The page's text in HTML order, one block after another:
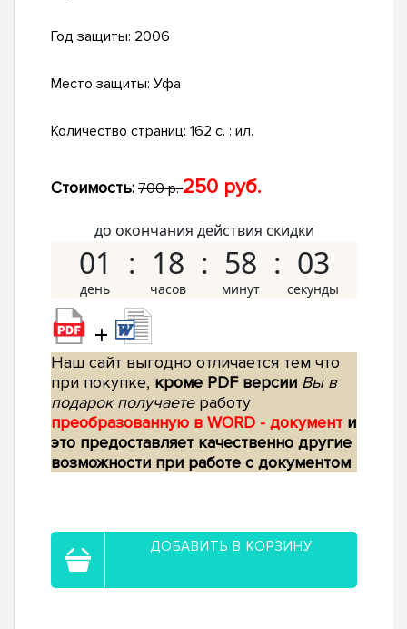
Год защиты: 2006
Место защиты: Уфа
Количество страниц: 162 с. : ил.
Стоимость: 700 р.250 руб.
до окончания действия скидки
01 18 58 02
+
Наш сайт выгодно отличается тем что
при покупке, кроме PDF версии Вы в
подарок получаетеработу
преобразованную в WORD - документ и
это предоставляет качественно другие
возможности при работе с документом
ДОБАВИТЬ В КОРЗИНУ